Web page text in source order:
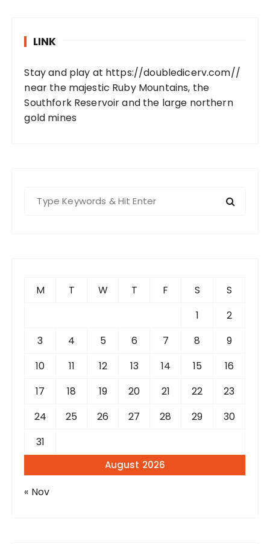
LINK
Stay and play at https://doubledicerv.com//
near the majestic Ruby Mountains, the
Southfork Reservoir and the large northern
gold mines
August 2026
M T W T F S
S
1
2
3
4 5 6 7 8
9
10
11 12 13 14 15
16
17
18 19 20 21 22
23
24
25 26 27 28 29
30
31
« Nov